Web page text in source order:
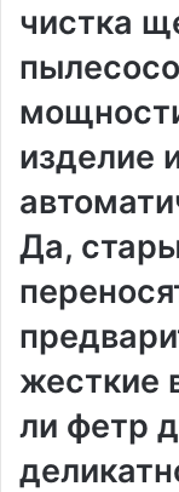
чистка
изделие
Да,
жесткие
ли фетр